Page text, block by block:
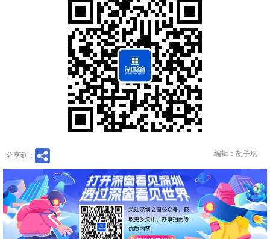
分享到： 编辑：胡子琪